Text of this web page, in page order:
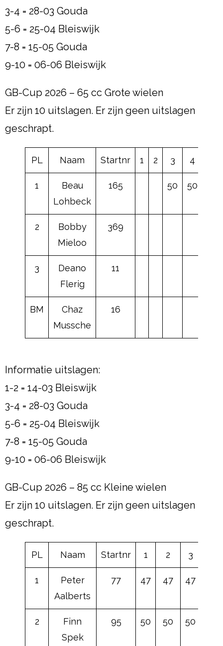
3-4 = 28-03 Gouda
5-6 = 25-04 Bleiswijk
7-8 = 15-05 Gouda
9-10 = 06-06 Bleiswijk
GB-Cup 2026 – 65 cc Grote wielen
Er zijn 10 uitslagen. Er zijn geen uitslagen
geschrapt.
PL Naam Startnr 1 2 3 4
1
Beau
Lohbeck
165 50 50
2
Bobby
Mieloo
369
3
Deano
Flerig
11
BM
Chaz
Mussche
16
Informatie uitslagen:
1-2 = 14-03 Bleiswijk
3-4 = 28-03 Gouda
5-6 = 25-04 Bleiswijk
7-8 = 15-05 Gouda
9-10 = 06-06 Bleiswijk
GB-Cup 2026 – 85 cc Kleine wielen
Er zijn 10 uitslagen. Er zijn geen uitslagen
geschrapt.
PL Naam Startnr 1 2 3
1
Peter
Aalberts
77 47 47 47
2
Finn
Spek
95 50 50 50